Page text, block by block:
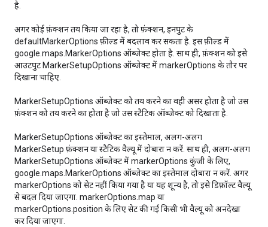
है.
अगर कोई फ़ंक्शन तय किया जा रहा है, तो फ़ंक्शन, इनपुट के
defaultMarkerOptions फ़ील्ड में बदलाव कर सकता है. इस फ़ील्ड में
google.maps.MarkerOptions ऑब्जेक्ट होता है. साथ ही, फ़ंक्शन को इसे
आउटपुट MarkerSetupOptions ऑब्जेक्ट में markerOptions के तौर पर
दिखाना चाहिए.
MarkerSetupOptions ऑब्जेक्ट को तय करने का वही असर होता है जो उस
फ़ंक्शन को तय करने का होता है जो उस स्टैटिक ऑब्जेक्ट को दिखाता है.
MarkerSetupOptions ऑब्जेक्ट का इस्तेमाल, अलग-अलग
MarkerSetup फ़ंक्शन या स्टैटिक वैल्यू में दोबारा न करें. साथ ही, अलग-अलग
MarkerSetupOptions ऑब्जेक्ट में markerOptions कुंजी के लिए,
google.maps.MarkerOptions ऑब्जेक्ट का इस्तेमाल दोबारा न करें. अगर
markerOptions को सेट नहीं किया गया है या यह शून्य है, तो इसे डिफ़ॉल्ट वैल्यू
से बदल दिया जाएगा. markerOptions.map या
markerOptions.position के लिए सेट की गई किसी भी वैल्यू को अनदेखा
कर दिया जाएगा.